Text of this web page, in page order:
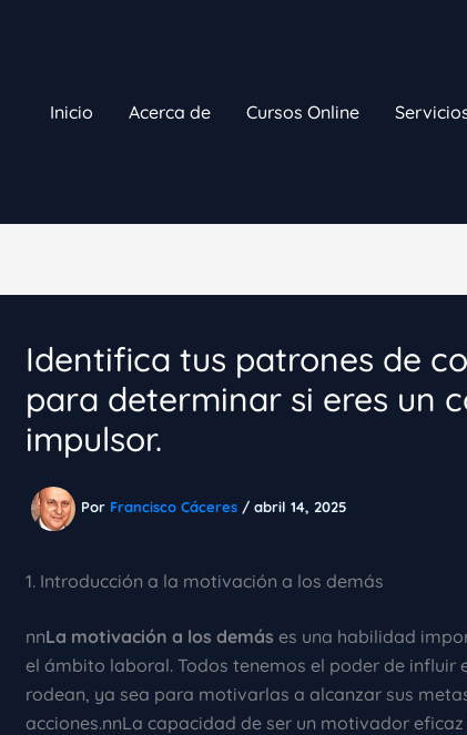
Inicio Acerca de Cursos Online
Identifica tus patrones de
para determinar si eres un
impulsor.
Por Francisco Cáceres / abril 14, 2025
1. Introducción a la motivación a los demás
nnLa motivación a los demás es una habilidad
el ámbito laboral. Todos tenemos el poder de influir
rodean, ya sea para motivarlas a alcanzar sus
acciones.nnLa capacidad de ser un motivador